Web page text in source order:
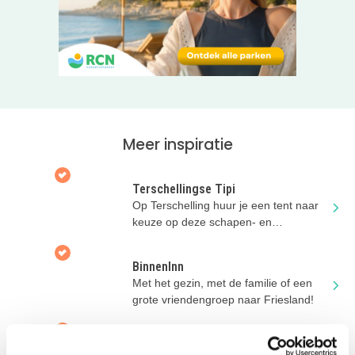
steden, aan Nationaal Park de Biesbosch én je kunt je
kinderen bijna niet blijer maken; de Efteling en de Beekse
Bergen zijn ook niet ver weg!
Reserveer snel je plek op deze gezellige, kleinschalige
Meer inspiratie
Terschellingse Tipi
Op Terschelling huur je een tent naar
keuze op deze schapen- en
BinnenInn
Met het gezin, met de familie of een
grote vriendengroep naar Friesland!